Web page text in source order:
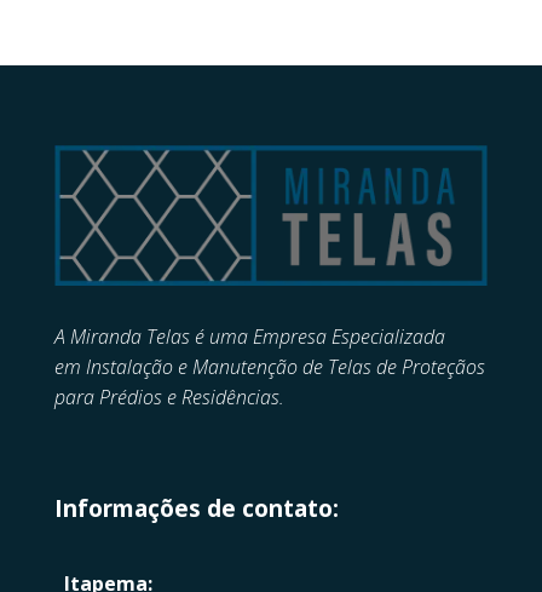
A Miranda Telas é uma Empresa Especializada
em Instalação e Manutenção de Telas de Proteçãos
para Prédios e Residências.
Informações de contato:
Itapema: